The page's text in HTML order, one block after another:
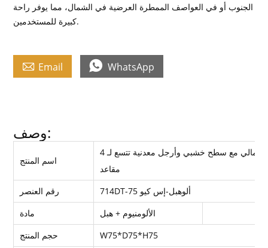
الجنوب أو في العواصف الممطرة العرضية في الشمال، مما يوفر راحة
كبيرة للمستخدمين.
 Email  WhatsApp
وصف:
اسم المنتج
طاولة خارجية مقاومة للماء مصنوعة من البلاستيك الشمالي مع سطح خشبي وأرجل معدنية تتسع لـ 4
رقم العنصر
714DT-ألوهبل-إس كيو 75
مادة
الألومنيوم + هبل
حجم المنتج
W75*D75*H75